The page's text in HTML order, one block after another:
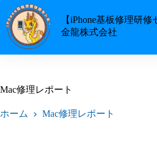
【iPhone基板修理研修
金龍株式会社
Mac修理レポート
ホーム Mac修理レポート